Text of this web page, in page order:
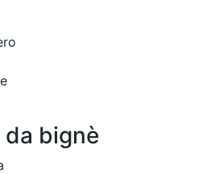
da bignè